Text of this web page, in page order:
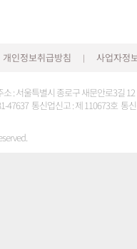
개인정보취급방침 | 사업자정
: 서울특별시 종로구 새문안로3길
47637 통신업신고 : 제 110673호 통